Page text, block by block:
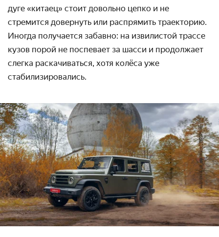
дуге «китаец» стоит довольно цепко и не
стремится довернуть или распрямить траекторию.
Иногда получается забавно: на извилистой трассе
кузов порой не поспевает за шасси и продолжает
слегка раскачиваться, хотя колёса уже
стабилизировались.